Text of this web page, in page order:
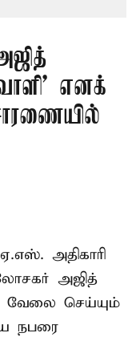
எனக்
அதிகாரி
அஜித்
வேலை செய்யும்
நபரை